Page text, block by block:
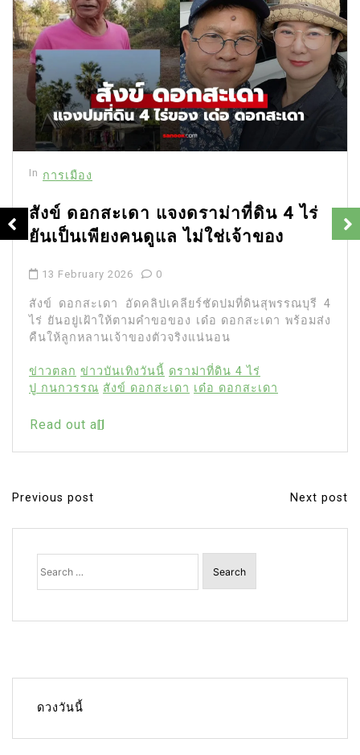
In การเมือง
สังข์ ดอกสะเดา แจงดราม่าที่ดิน 4 ไร่
ยันเป็นเพียงคนดูแล ไม่ใช่เจ้าของ
13 February 2026 0
สังข์ ดอกสะเดา อัดคลิปเคลียร์ชัดปมที่ดินสุพรรณบุรี 4
ไร่ ยันอยู่เฝ้าให้ตามคำขอของ เด๋อ ดอกสะเดา พร้อมส่ง
คืนให้ลูกหลานเจ้าของตัวจริงแน่นอน
ข่าวตลก ข่าวบันเทิงวันนี้ ดราม่าที่ดิน 4 ไร่
ปู กนกวรรณ สังข์ ดอกสะเดา เด๋อ ดอกสะเดา
Read out all
P
o
i
Previous post Next post
Search
for:
ดวงวันนี้